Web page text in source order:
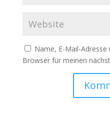
Name, E-Mail-
Browser für meinen